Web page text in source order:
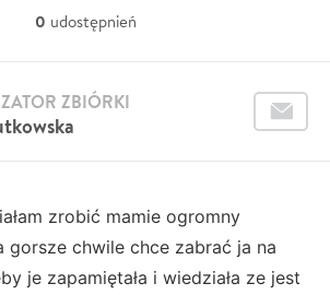
0 udostępnień
ZBIÓRKI
zrobić mamie ogromny
gorsze chwile chce zabrać ja na
je zapamiętała i wiedziała ze jest